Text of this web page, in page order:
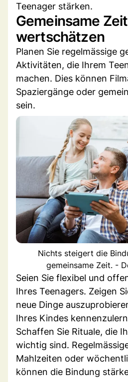
Teenager stärken.
Gemeinsame Zeit
wertschätzen
Planen Sie regelmässige
Aktivitäten, die Ihrem
machen. Dies können
Spaziergänge oder
sein.
Nichts steigert die
gemeinsame Zeit. -
Seien Sie flexibel und
Ihres Teenagers. Zeigen
neue Dinge
Ihres Kindes
Schaffen Sie Rituale, die
wichtig sind.
Mahlzeiten oder
können die Bindung